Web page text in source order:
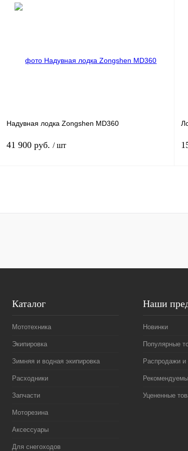
Надувная лодка Zongshen MD360
41 900 руб. / шт
Купить в 1 клик К сравнению
Каталог
Мототехника
Экипировка
Зимняя и водная экипировка
Расходники
Запчасти
Моторезина
Аксессуары
Для снегоходов
Наши
Новинки
Популярные
Распродажи и
Уцененные